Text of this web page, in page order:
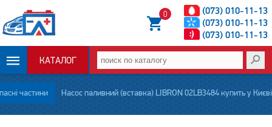
(073) 010-11-13
(073) 010-11-13
(073) 010-11-13
0
КАТАЛОГ
ОПЛАТА И
ДОСТАВКА
частини Насос паливний (вставка) LIBRON 02LB3484 купить у Києві